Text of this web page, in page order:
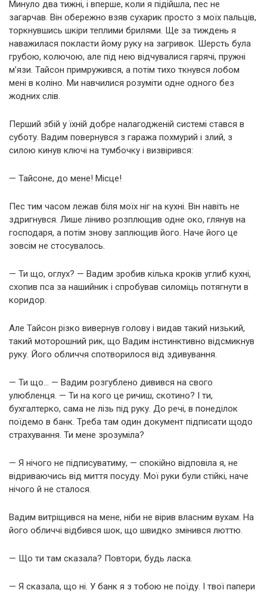
Минуло два тижні, і вперше, коли я підійшла, пес не
загарчав. Він обережно взяв сухарик просто з моїх пальців,
торкнувшись шкіри теплими брилями. Ще за тиждень я
наважилася покласти йому руку на загривок. Шерсть була
грубою, колючою, але під нею відчувалися гарячі, пружні
м’язи. Тайсон примружився, а потім тихо ткнувся лобом
мені в коліно. Ми навчилися розуміти одне одного без
жодних слів.
Перший збій у їхній добре налагодженій системі стався в
суботу. Вадим повернувся з гаража похмурий і злий, з
силою кинув ключі на тумбочку і визвірився:
— Тайсоне, до мене! Місце!
Пес тим часом лежав біля моїх ніг на кухні. Він навіть не
здригнувся. Лише ліниво розплющив одне око, глянув на
господаря, а потім знову заплющив його. Наче його це
зовсім не стосувалось.
— Ти що, оглух? — Вадим зробив кілька кроків углиб кухні,
схопив пса за нашийник і спробував силоміць потягнути в
коридор.
Але Тайсон різко вивернув голову і видав такий низький,
такий моторошний рик, що Вадим інстинктивно відсмикнув
руку. Його обличчя спотворилося від здивування.
— Ти що… — Вадим розгублено дивився на свого
улюбленця. — Ти на кого це ричиш, скотино? І ти,
бухгалтерко, сама не лізь під руку. До речі, в понеділок
поїдемо в банк. Треба там один документ підписати щодо
страхування. Ти мене зрозуміла?
— Я нічого не підписуватиму, — спокійно відповіла я, не
відриваючись від миття посуду. Мої руки були стійкі, наче
нічого й не сталося.
Вадим витріщився на мене, ніби не вірив власним вухам. На
його обличчі відбився шок, що швидко змінився люттю.
— Що ти там сказала? Повтори, будь ласка.
— Я сказала, що ні. У банк я з тобою не поїду. І твої папери